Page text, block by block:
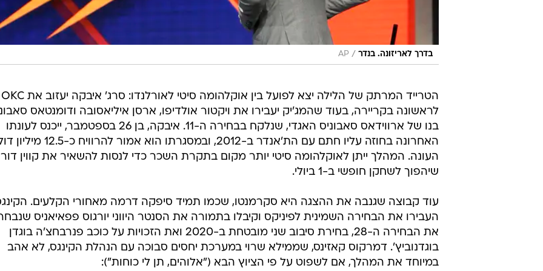
בדרך לאריזונה. בנדר /
AP
הטרייד המרתק של הלילה יצא לפועל בין אוקלהומה סיטי לאורלנדו: סרג' איבקה יעזוב את OKC
לראשונה בקריירה, בעוד שהמג'יק יעבירו את ויקטור אולדיפו, ארסן איליאסובה ודומנטאס
בנו של ארווידאס סאבוניס האגדי, שנלקח בבחירה ה-11. איבקה, בן 26 בספטמבר, ייכנס לעונתו
האחרונה בחוזה עליו חתם עם הת'אנדר ב-2012, ובמסגרתו הוא אמור להרוויח
העונה. המהלך ייתן לאוקלהומה סיטי יותר מקום בתקרת השכר כדי לנסות להשאיר את קווין
שיהפוך לשחקן חופשי ב-1 ביולי.
עוד קבוצה שגנבה את ההצגה היא סקרמנטו, שכמו תמיד סיפקה דרמה מאחורי הקלעים.
את הבחירה ה-28, בחירת סיבוב שני מובטחת ב-2020 ואת הזכויות על כוכב פנרבחצ'ה בוגדן
בוגדנוביץ'. דמרקוס קאזינס, שממילא שרוי במערכת יחסים סבוכה עם הנהלת הקינגס, לא אהב
במיוחד את המהלך, אם לשפוט על פי הציוץ הבא ("אלוהים, תן לי כוחות"):